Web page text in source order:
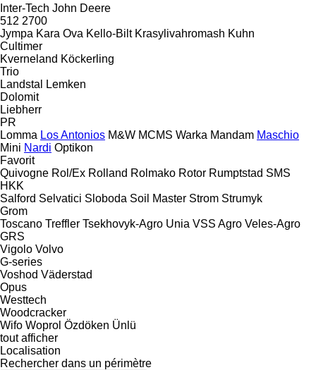
Inter-Tech John Deere
512 2700
Jympa Kara Ova Kello-Bilt Krasylivahromash Kuhn
Cultimer
Kverneland Köckerling
Trio
Landstal
Lemken
Dolomit
Liebherr
PR
Lomma Los Antonios M&W MCMS Warka Mandam Maschio
Mini Nardi Optikon
Favorit
Quivogne Rol/Ex Rolland Rolmako Rotor Rumptstad SMS
HKK
Salford Selvatici Sloboda Soil Master Strom Strumyk
Grom
Toscano Treffler Tsekhovyk-Agro Unia VSS Agro Veles-Agro
GRS
Vigolo Volvo
G-series
Voshod Väderstad
Opus
Westtech
Woodcracker
Wifo Woprol Özdöken Ünlü
tout afficher
Localisation
Rechercher dans un périmètre